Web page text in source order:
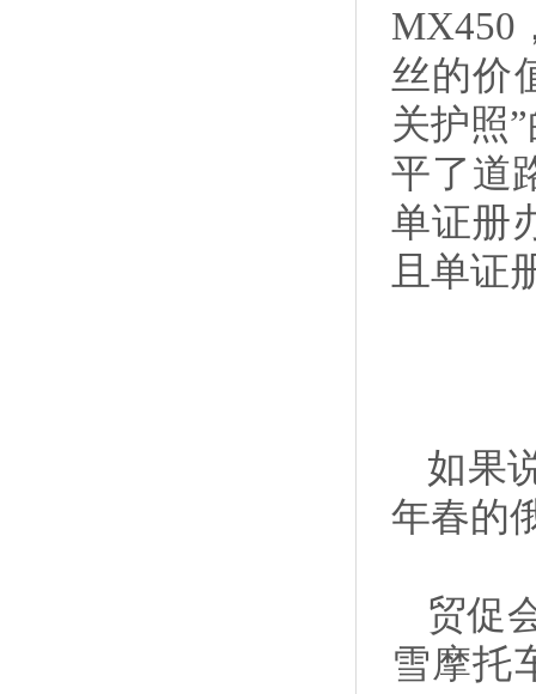
MX450
丝的价
关护照
平了道
单证册
且单证
如果
年春的
贸促
雪摩托